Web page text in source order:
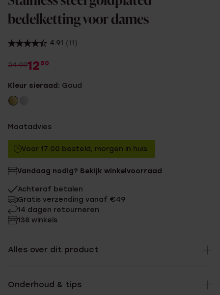
bedelketting voor dames
4.91 (11)
24.9912 50
Kleur sieraad: Goud
Maatadvies
Voor 17:00 besteld, morgen in huis
Vandaag nodig? Bekijk winkelvoorraad
Achteraf betalen
Gratis verzending vanaf €49
14 dagen retourneren
138 winkels
Alles over dit product
Onderhoud & tips